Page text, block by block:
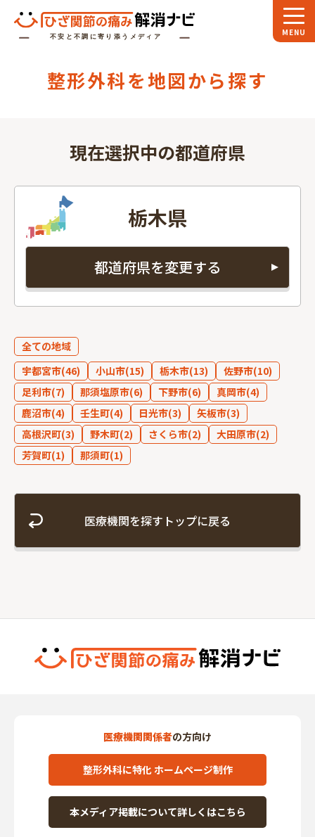
スペシャル 対談
専門家インタビュー
ひざ関節ナビに
フリーワード
整形外科を地図から探す
現在選択中の都道府県
栃木県
都道府県を変更する
全ての地域
宇都宮市(46)
小山市(15) 栃木市(13)
佐野市(10)
足利市(7)
那須塩原市(6) 下野市(6)
真岡市(4)
鹿沼市(4)
壬生町(4) 日光市(3)
矢板市(3)
高根沢町(3)
野木町(2) さくら市(2)
大田原市(2)
芳賀町(1)
那須町(1)
医療機関を探すトップに戻る
医療機関関係者の方向け
整形外科に特化 ホームページ制作
本メディア掲載について詳しくはこちら